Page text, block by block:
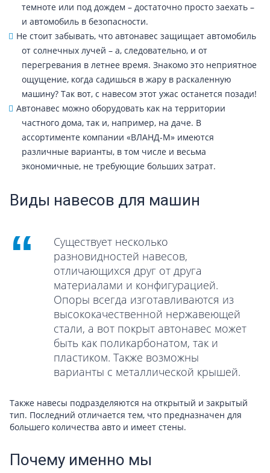
темноте или под дождем – достаточно просто заехать –
и автомобиль в безопасности.
Не стоит забывать, что автонавес защищает автомобиль
от солнечных лучей – а, следовательно, и от
перегревания в летнее время. Знакомо это неприятное
ощущение, когда садишься в жару в раскаленную
машину? Так вот, с навесом этот ужас останется позади!
Автонавес можно оборудовать как на территории
частного дома, так и, например, на даче. В
ассортименте компании «ВЛАНД-М» имеются
различные варианты, в том числе и весьма
экономичные, не требующие больших затрат.
Виды навесов для машин
Существует несколько
разновидностей навесов,
отличающихся друг от друга
материалами и конфигурацией.
Опоры всегда изготавливаются из
высококачественной нержавеющей
стали, а вот покрыт автонавес может
быть как поликарбонатом, так и
пластиком. Также возможны
варианты с металлической крышей.
Также навесы подразделяются на открытый и закрытый
тип. Последний отличается тем, что предназначен для
большего количества авто и имеет стены.
Почему именно мы